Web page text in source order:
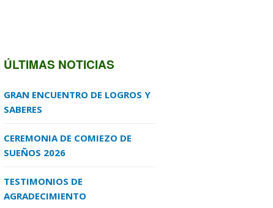
ÚLTIMAS NOTICIAS
GRAN ENCUENTRO DE LOGROS Y
SABERES
CEREMONIA DE COMIEZO DE
SUEÑOS 2026
TESTIMONIOS DE
AGRADECIMIENTO